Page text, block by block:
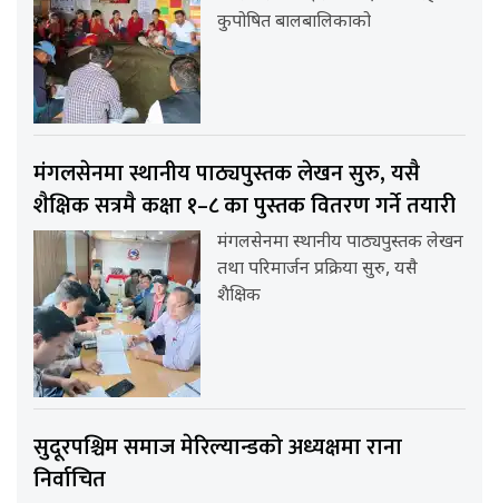
कुपोषित बालबालिकाको
मंगलसेनमा स्थानीय पाठ्यपुस्तक लेखन सुरु, यसै
शैक्षिक सत्रमै कक्षा १–८ का पुस्तक वितरण गर्ने तयारी
मंगलसेनमा स्थानीय पाठ्यपुस्तक लेखन
तथा परिमार्जन प्रक्रिया सुरु, यसै
शैक्षिक
सुदूरपश्चिम समाज मेरिल्यान्डको अध्यक्षमा राना
निर्वाचित